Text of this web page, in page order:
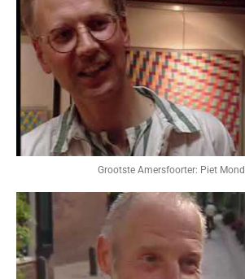
Grootste Amersfoorter: Piet